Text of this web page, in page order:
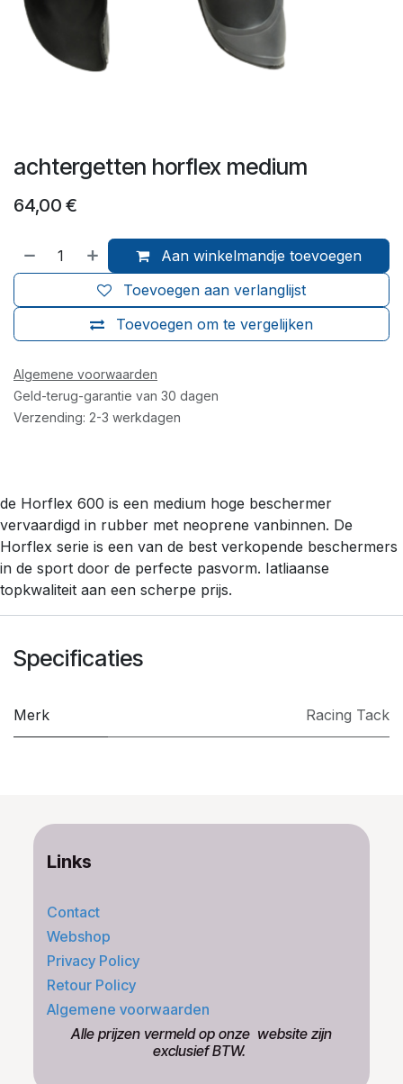
achtergetten horflex medium
64,00 €
Aan winkelmandje toevoegen
Toevoegen om te vergelijken
Toevoegen aan verlanglijst
Algemene voorwaarden
Geld-terug-garantie van 30 dagen
Verzending: 2-3 werkdagen
de Horflex 600 is een medium hoge beschermer
vervaardigd in rubber met neoprene vanbinnen. De
Horflex serie is een van de best verkopende beschermers
in de sport door de perfecte pasvorm. Iatliaanse
topkwaliteit aan een scherpe prijs.
Specificaties
Merk ​Racing Tack
Links
Contact
Webshop
Privacy Policy
Retour Policy
Algemene voorwaarden
​Alle prijzen vermeld op onze ​website zijn
exclusief BTW.